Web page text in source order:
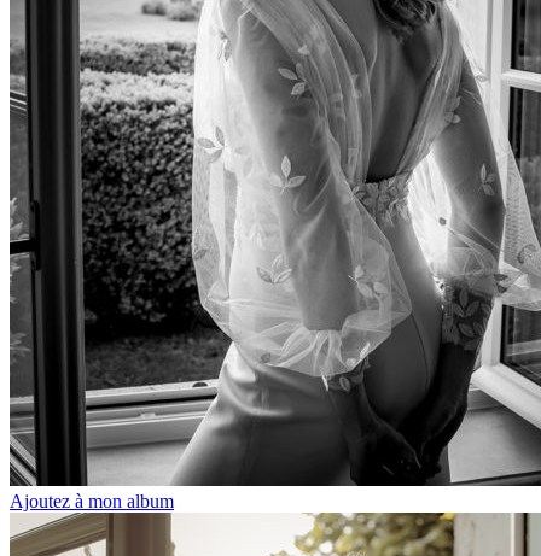
Ajoutez à mon album